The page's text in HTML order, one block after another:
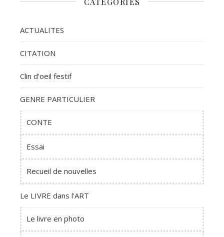
ACTUALITES
CITATION
Clin d'oeil festif
GENRE PARTICULIER
CONTE
Essai
Recueil de nouvelles
Le LIVRE dans l'ART
Le livre en photo